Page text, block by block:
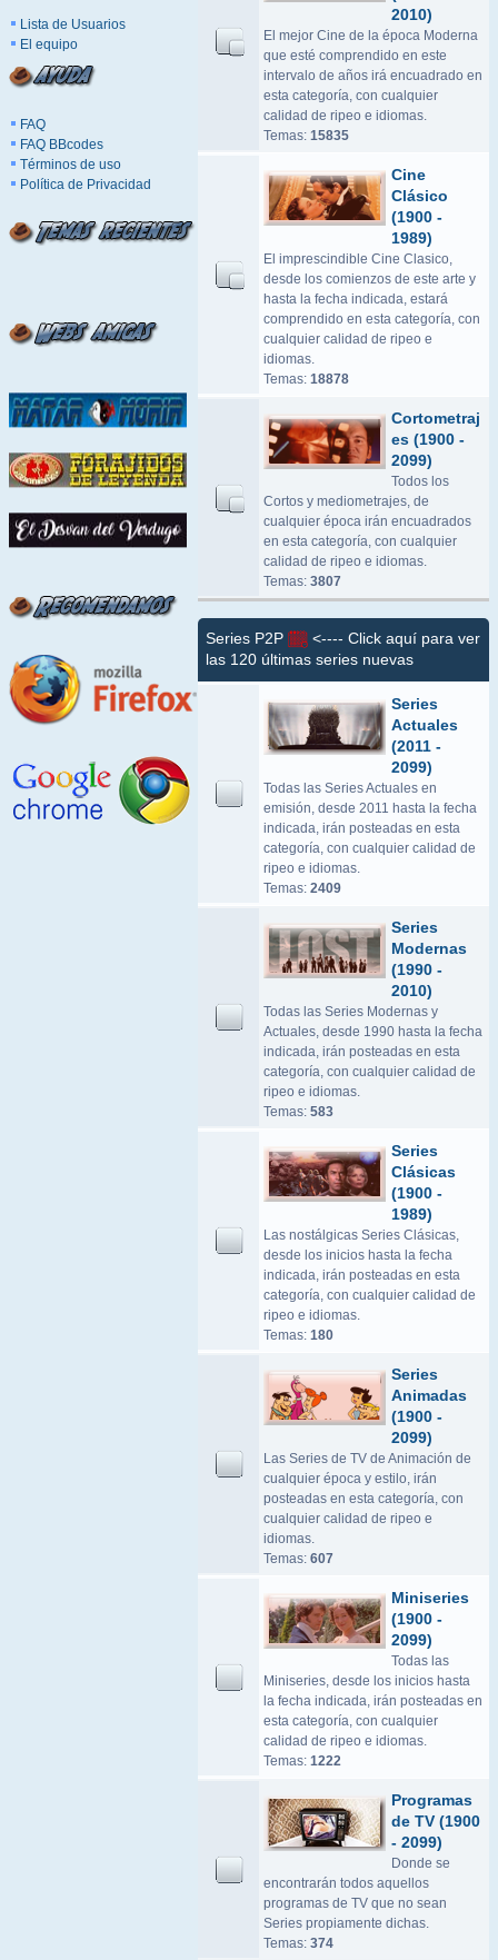
Lista de Usuarios
El equipo
FAQ
FAQ BBcodes
Términos de uso
Política de Privacidad
2010)
El mejor Cine de la época Moderna
que esté comprendido en este
intervalo de años irá encuadrado en
esta categoría, con cualquier
calidad de ripeo e idiomas.
Temas: 15835
Cine
Clásico
(1900 -
1989)
El imprescindible Cine Clasico,
desde los comienzos de este arte y
hasta la fecha indicada, estará
comprendido en esta categoría, con
cualquier calidad de ripeo e
idiomas.
Temas: 18878
Cortometraj
es (1900 -
2099)
Todos los
Cortos y mediometrajes, de
cualquier época irán encuadrados
en esta categoría, con cualquier
calidad de ripeo e idiomas.
Temas: 3807
Series P2P
<---- Click aquí para ver
las 120 últimas series nuevas
Series
Actuales
(2011 -
2099)
Todas las Series Actuales en
emisión, desde 2011 hasta la fecha
indicada, irán posteadas en esta
categoría, con cualquier calidad de
ripeo e idiomas.
Temas: 2409
Series
Modernas
(1990 -
2010)
Todas las Series Modernas y
Actuales, desde 1990 hasta la fecha
indicada, irán posteadas en esta
categoría, con cualquier calidad de
ripeo e idiomas.
Temas: 583
Series
Clásicas
(1900 -
1989)
Las nostálgicas Series Clásicas,
desde los inicios hasta la fecha
indicada, irán posteadas en esta
categoría, con cualquier calidad de
ripeo e idiomas.
Temas: 180
Series
Animadas
(1900 -
2099)
Las Series de TV de Animación de
cualquier época y estilo, irán
posteadas en esta categoría, con
cualquier calidad de ripeo e
idiomas.
Temas: 607
Miniseries
(1900 -
2099)
Todas las
Miniseries, desde los inicios hasta
la fecha indicada, irán posteadas en
esta categoría, con cualquier
calidad de ripeo e idiomas.
Temas: 1222
Programas
de TV (1900
- 2099)
Donde se
encontrarán todos aquellos
programas de TV que no sean
Series propiamente dichas.
Temas: 374